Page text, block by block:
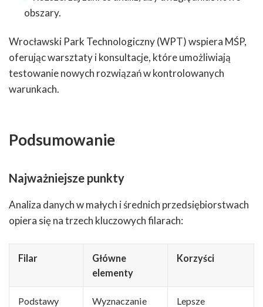
obszary.
Wrocławski Park Technologiczny (WPT) wspiera MŚP,
oferując warsztaty i konsultacje, które umożliwiają
testowanie nowych rozwiązań w kontrolowanych
warunkach.
Podsumowanie
Najważniejsze punkty
Analiza danych w małych i średnich przedsiębiorstwach
opiera się na trzech kluczowych filarach:
Filar
Główne
elementy
Korzyści
Podstawy
Wyznaczanie
Lepsze